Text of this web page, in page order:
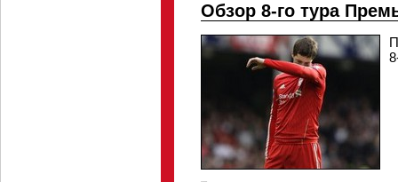
Обзор 8-го тура